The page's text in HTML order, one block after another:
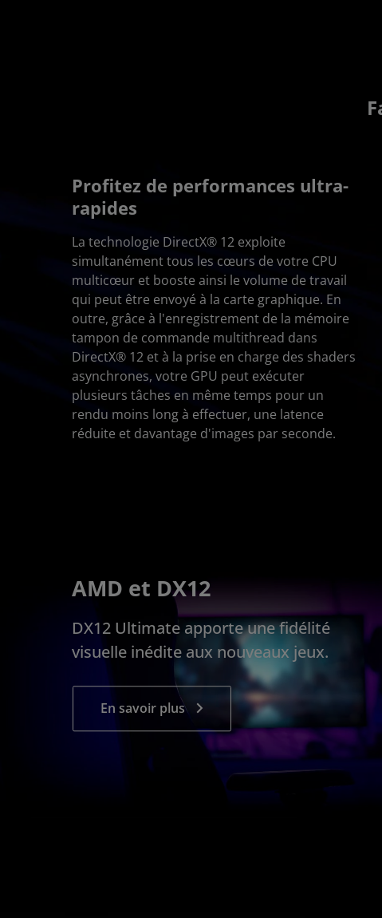
Profitez de performances ultra-
rapides
La technologie DirectX® 12 exploite
simultanément tous les cœurs de votre CPU
multicœur et booste ainsi le volume de travail
qui peut être envoyé à la carte graphique. En
outre, grâce à l'enregistrement de la mémoire
tampon de commande multithread dans
DirectX® 12 et à la prise en charge des shaders
asynchrones, votre GPU peut exécuter
plusieurs tâches en même temps pour un
rendu moins long à effectuer, une latence
réduite et davantage d'images par seconde.
AMD et DX12
DX12 Ultimate apporte une fidélité
visuelle inédite aux nouveaux jeux.
En savoir plus